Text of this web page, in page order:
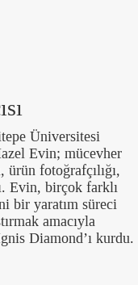
Üniversitesi
Evin; mücevher
ürün fotoğrafçılığı,
Evin, birçok farklı
bir yaratım süreci
amacıyla
Diamond’ı kurdu.